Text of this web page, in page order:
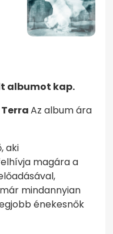
albumot kap.
TerraAz album ára
aki
magára a
mindannyian
énekesnők